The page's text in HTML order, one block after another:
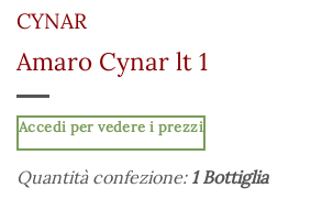
CYNAR
Amaro Cynar lt 1
Accedi per vedere i prezzi
Quantità confezione: 1 Bottiglia